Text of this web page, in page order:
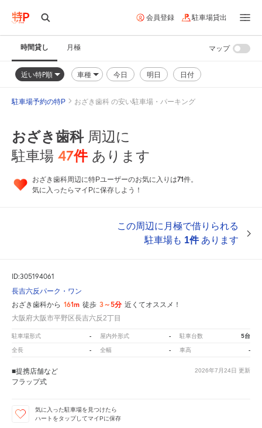
会員登録 駐車場貸出
時間貸し 月極
近い特P順 車種 今日 明日 日付
マップ
駐車場予約の特P おざき歯科 の安い駐車場・パーキング
おざき歯科周辺に
駐車場 47件 あります
おざき歯科周辺に特Pユーザーのお気に入りは71件。
気に入ったらマイPに保存しよう！
この周辺に月極で借りられる
駐車場も 1件あります
ID:305194061
長吉六反パーク・ワン
おざき歯科から 161m 徒歩 3～5分 近くてオススメ！
大阪府大阪市平野区長吉六反2丁目
駐車場形式 - 屋内外形式 - 駐車台数 5台
全長 - 全幅 - 車高 -
2026年7月24日 更新
■提携店舗など
フラップ式
気に入った駐車場を見つけたら
ハートをタップしてマイPに保存